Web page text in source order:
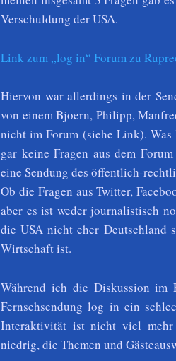
Verschuldung der USA.
Link zum „log in“ Forum zu
Hiervon war allerdings in der
von einem Bjoern, Philipp,
nicht im Forum (siehe Link).
gar keine Fragen aus dem
eine Sendung des öffentlich-
Ob die Fragen aus Twitter,
aber es ist weder journalistisch
die USA nicht eher Deutschland
Wirtschaft ist.
Während ich die Diskussion im
Fernsehsendung log in ein
Interaktivität ist nicht viel mehr
niedrig, die Themen und